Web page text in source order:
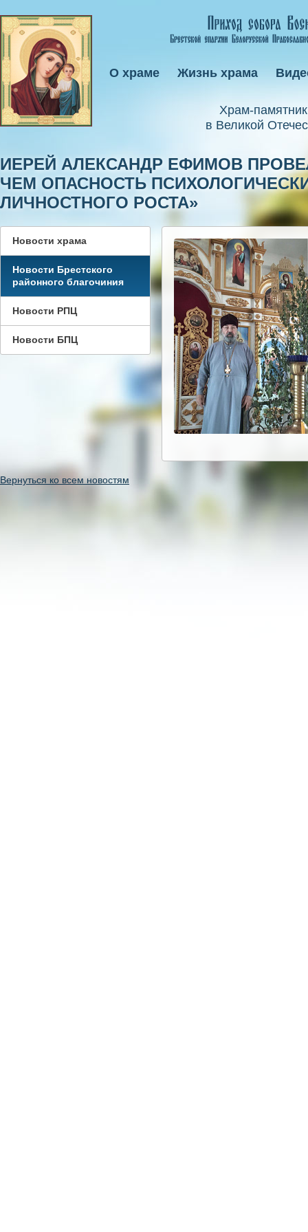
Xрам-
в Великой
О храме Жизнь храма
ИЕРЕЙ АЛЕКСАНДР ЕФИМОВ
ЧЕМ ОПАСНОСТЬ
ЛИЧНОСТНОГО РОСТА»
Новости храма
Новости Брестского
районного благочиния
Новости РПЦ
Новости БПЦ
Вернуться ко всем новостям